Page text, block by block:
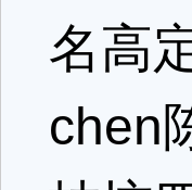
名高
chen